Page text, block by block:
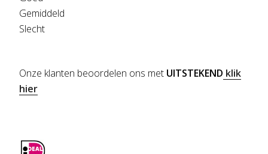
Gemiddeld
Slecht
Onze klanten beoordelen ons met UITSTEKEND klik
hier